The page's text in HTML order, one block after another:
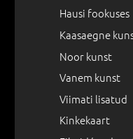
Hausi fookuses
Kaasaegne
Noor kunst
Vanem kunst
Viimati lisatud
Kinkekaart